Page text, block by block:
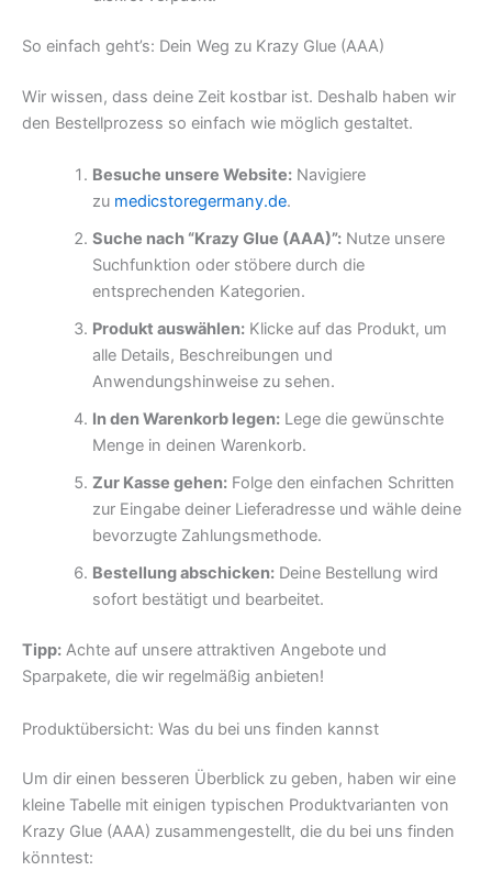
So einfach geht’s: Dein Weg zu Krazy Glue (AAA)
Wir wissen, dass deine Zeit kostbar ist. Deshalb haben wir
den Bestellprozess so einfach wie möglich gestaltet.
Besuche unsere Website:Navigiere
zu medicstoregermany.de.
Suche nach “Krazy Glue (AAA)”:Nutze unsere
Suchfunktion oder stöbere durch die
entsprechenden Kategorien.
Produkt auswählen:Klicke auf das Produkt, um
alle Details, Beschreibungen und
Anwendungshinweise zu sehen.
In den Warenkorb legen:Lege die gewünschte
Menge in deinen Warenkorb.
Zur Kasse gehen:Folge den einfachen Schritten
zur Eingabe deiner Lieferadresse und wähle deine
bevorzugte Zahlungsmethode.
Bestellung abschicken:Deine Bestellung wird
sofort bestätigt und bearbeitet.
Tipp: Achte auf unsere attraktiven Angebote und
Sparpakete, die wir regelmäßig anbieten!
Produktübersicht: Was du bei uns finden kannst
Um dir einen besseren Überblick zu geben, haben wir eine
kleine Tabelle mit einigen typischen Produktvarianten von
Krazy Glue (AAA) zusammengestellt, die du bei uns finden
könntest: